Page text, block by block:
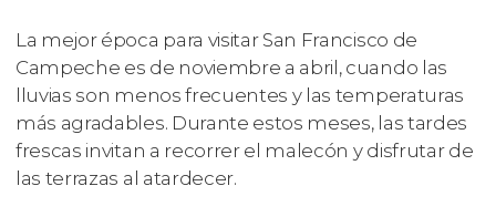
La mejor época para visitar San Francisco de
Campeche es de noviembre a abril, cuando las
lluvias son menos frecuentes y las temperaturas
más agradables. Durante estos meses, las tardes
frescas invitan a recorrer el malecón y disfrutar de
las terrazas al atardecer.